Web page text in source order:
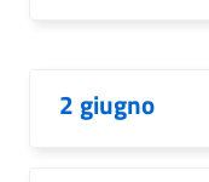
2 giugno